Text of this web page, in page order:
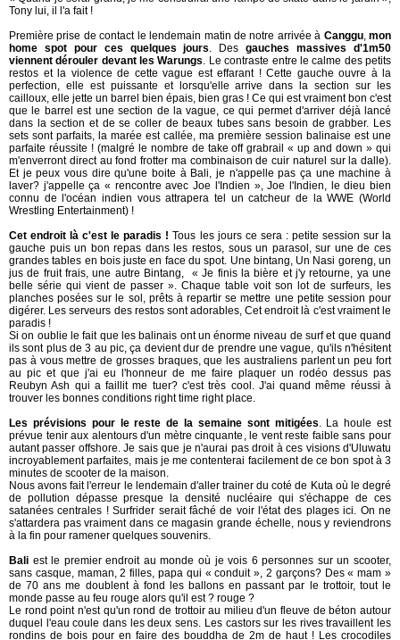
Tony lui, il l'a fait !
Première prise de contact le lendemain matin de notre arrivée à Canggu,mon
home spot pour ces quelques jours. Desgauches massives d'1m50
viennent dérouler devant les Warungs. Le contraste entre le calme des petits
restos et la violence de cette vague est effarant ! Cette gauche ouvre à la
perfection, elle est puissante et lorsqu'elle arrive dans la section sur les
cailloux, elle jette un barrel bien épais, bien gras ! Ce qui est vraiment bon c'est
que le barrel est une section de la vague, ce qui permet d'arriver déjà lancé
dans la section et de se coller de beaux tubes sans besoin de grabber. Les
sets sont parfaits, la marée est callée, ma première session balinaise est une
parfaite réussite ! (malgré le nombre de take off grabrail « up and down » qui
m'enverront direct au fond frotter ma combinaison de cuir naturel sur la dalle).
Et je peux vous dire qu'une boite à Bali, je n'appelle pas ça une machine à
laver? j'appelle ça « rencontre avec Joe l'Indien », Joe l'Indien, le dieu bien
connu de l'océan indien vous attrapera tel un catcheur de la WWE (World
Wrestling Entertainment) !
Cet endroit là c'est le paradis ! Tous les jours ce sera : petite session sur la
gauche puis un bon repas dans les restos, sous un parasol, sur une de ces
grandes tables en bois juste en face du spot. Une bintang, Un Nasi goreng, un
jus de fruit frais, une autre Bintang, « Je finis la bière et j'y retourne, ya une
belle série qui vient de passer ». Chaque table voit son lot de surfeurs, les
planches posées sur le sol, prêts à repartir se mettre une petite session pour
digérer. Les serveurs des restos sont adorables, Cet endroit là c'est vraiment le
paradis !
Si on oublie le fait que les balinais ont un énorme niveau de surf et que quand
ils sont plus de 3 au pic, ça devient dur de prendre une vague, qu'ils n'hésitent
pas à vous mettre de grosses braques, que les australiens parlent un peu fort
au pic et que j'ai eu l'honneur de me faire plaquer un rodéo dessus pas
Reubyn Ash qui a faillit me tuer? c'est très cool. J'ai quand même réussi à
trouver les bonnes conditions right time right place.
Les prévisions pour le reste de la semaine sont mitigées. La houle est
prévue tenir aux alentours d'un mètre cinquante, le vent reste faible sans pour
autant passer offshore. Je sais que je n'aurai pas droit à ces visions d'Uluwatu
incroyablement parfaites, mais je me contenterai facilement de ce bon spot à 3
minutes de scooter de la maison.
Nous avons fait l'erreur le lendemain d'aller trainer du coté de Kuta où le degré
de pollution dépasse presque la densité nucléaire qui s'échappe de ces
satanées centrales ! Surfrider serait fâché de voir l'état des plages ici. On ne
s'attardera pas vraiment dans ce magasin grande échelle, nous y reviendrons
à la fin pour ramener quelques souvenirs.
Bali est le premier endroit au monde où je vois 6 personnes sur un scooter,
sans casque, maman, 2 filles, papa qui « conduit », 2 garçons? Des « mam »
de 70 ans me doublent à fond les ballons en passant par le trottoir, tout le
monde passe au feu rouge alors qu'il est ? rouge ?
Le rond point n'est qu'un rond de trottoir au milieu d'un fleuve de béton autour
duquel l'eau coule dans les deux sens. Les castors sur les rives travaillent les
rondins de bois pour en faire des bouddha de 2m de haut ! Les crocodiles